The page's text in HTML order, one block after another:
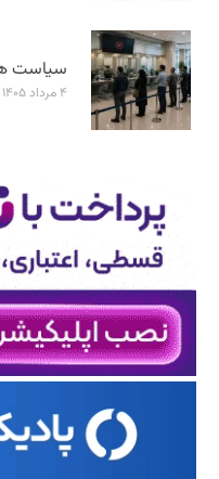
سیاست
۴ مرداد ۱۴۰۵